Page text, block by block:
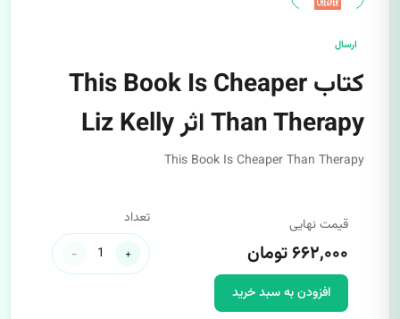
ارسال
کتاب This Book Is Cheaper
Than Therapy اثر Liz Kelly
This Book Is Cheaper Than Therapy
قیمت نهایی
۶۶۲,۰۰۰ تومان
تعداد
+
-
افزودن به سبد خرید